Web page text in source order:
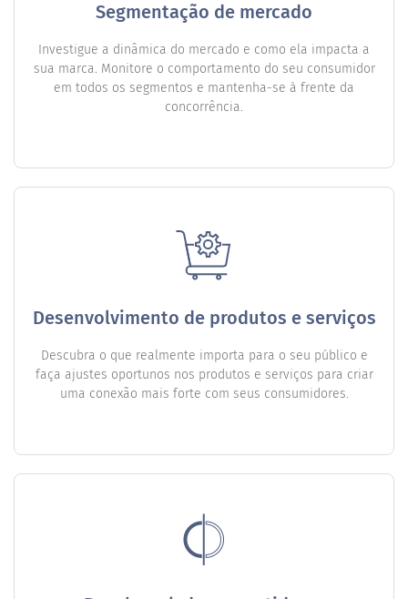
Segmentação de mercado
Investigue a dinâmica do mercado e como ela impacta a
sua marca. Monitore o comportamento do seu consumidor
em todos os segmentos e mantenha-se à frente da
concorrência.
Desenvolvimento de produtos e serviços
Descubra o que realmente importa para o seu público e
faça ajustes oportunos nos produtos e serviços para criar
uma conexão mais forte com seus consumidores.